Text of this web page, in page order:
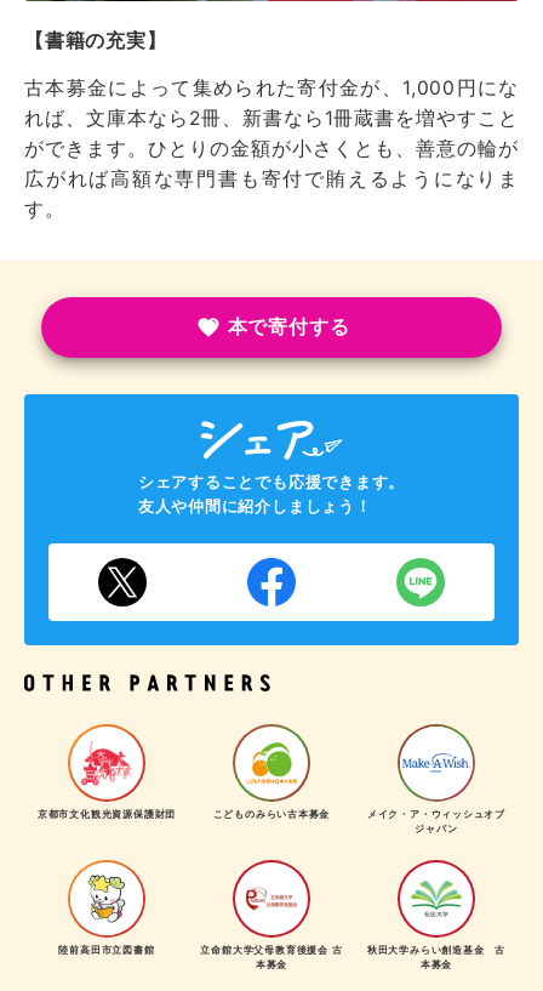
【書籍の充実】
古本募金によって集められた寄付金が、1,000円にな
れば、文庫本なら2冊、新書なら1冊蔵書を増やすこと
ができます。ひとりの金額が小さくとも、善意の輪が
広がれば高額な専門書も寄付で賄えるようになりま
す。
本で寄付する
シェアすることでも応援できます。
友人や仲間に紹介しましょう！
京都市文化観光資源保護財団 こどものみらい古本募金
メイク・ア・ウィッシュオブ
ジャパン
陸前高田市立図書館
立命館大学父母教育後援会 古
本募金
秋田大学みらい創造基金 古
本募金